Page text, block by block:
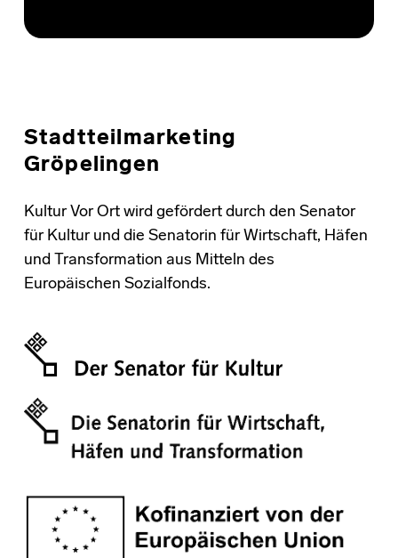
Stadtteilmarketing
Gröpelingen
Kultur Vor Ort wird gefördert durch den Senator
für Kultur und die Senatorin für Wirtschaft, Häfen
und Transformation aus Mitteln des
Europäischen Sozialfonds.